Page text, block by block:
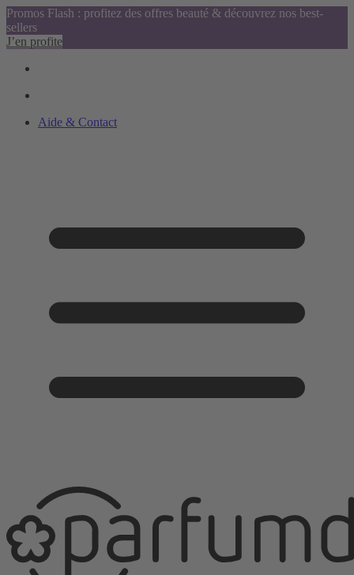
Promos Flash : profitez des offres beauté & découvrez nos best-
sellers
J’en profite
Aide & Contact